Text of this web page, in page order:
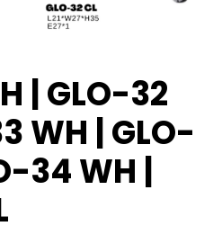
| GLO-32
WH | GLO-
34 WH |